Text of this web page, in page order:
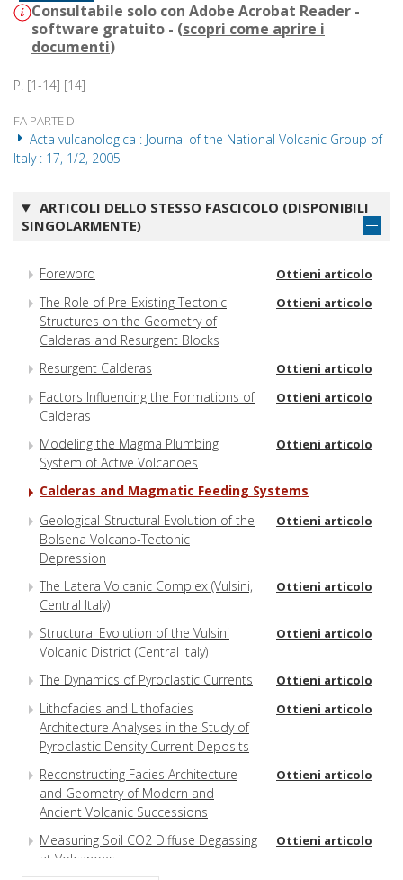
Consultabile solo con Adobe Acrobat Reader -
software gratuito - (scopri come aprire i
documenti)
P. [1-14] [14]
FA PARTE DI
Acta vulcanologica : Journal of the National Volcanic Group of
Italy : 17, 1/2, 2005
ARTICOLI DELLO STESSO FASCICOLO (DISPONIBILI
SINGOLARMENTE)
Foreword Ottieni articolo
The Role of Pre-Existing Tectonic
Structures on the Geometry of
Calderas and Resurgent Blocks
Ottieni articolo
Resurgent Calderas Ottieni articolo
Factors Influencing the Formations of
Calderas
Ottieni articolo
Modeling the Magma Plumbing
System of Active Volcanoes
Ottieni articolo
Calderas and Magmatic Feeding Systems
Geological-Structural Evolution of the
Bolsena Volcano-Tectonic
Depression
Ottieni articolo
The Latera Volcanic Complex (Vulsini,
Central Italy)
Ottieni articolo
Structural Evolution of the Vulsini
Volcanic District (Central Italy)
Ottieni articolo
The Dynamics of Pyroclastic Currents Ottieni articolo
Lithofacies and Lithofacies
Architecture Analyses in the Study of
Pyroclastic Density Current Deposits
Ottieni articolo
Reconstructing Facies Architecture
and Geometry of Modern and
Ancient Volcanic Successions
Ottieni articolo
Measuring Soil CO2 Diffuse Degassing
at Volcanoes
Ottieni articolo